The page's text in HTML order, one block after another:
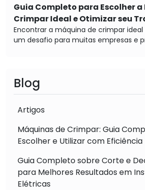
Guia Completo para Escolher
Crimpar Ideal e Otimizar seu
Encontrar a máquina de crimpar
um desafio para muitas empresas e
Blog
Artigos
Máquinas de Crimpar: Guia
Escolher e Utilizar com Eficiência
Guia Completo sobre Corte e
para Melhores Resultados em
Elétricas